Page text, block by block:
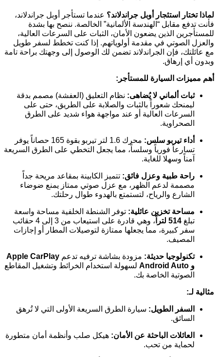
لماذا تختار استئجار أوبل جراندلاند؟ عندما تستأجر أوبل جراندلاند،
فأنت تدفع مقابل “الهندسة الألمانية” الخالصة. ننصح بها بشدة
للمستأجرين الذين يضعون الأمان، الثبات على السرعات العالية،
والعزل الصوتي في مقدمة أولوياتهم. إذا كنت تخطط لسفر طويل
مع عائلتك، فإن الجراندلاند تضمن لك الوصول إلى وجهتك براحة تامة
وبدون أي إرهاق.
أهم مميزات السيارة للمستأجر:
ثبات ألماني لا يُضاهى: نظام التعليق (العفشة) مصمم بدقة
ليمنحك شعوراً بالثبات والصلابة على الطريق، حتى على
السرعات العالية أو عند مواجهة هواء شديد على الطرق
الصحراوية.
أداء تيربو سلس:
محرك 1.6 لتر تيربو بقوة 165 حصاناً يوفر
تسارعاً فورياً وسلساً، مما يجعل التخطي على الطرق السريعة
آمناً وسهلا للغاية.
راحة طبية وعزل فائق: تتميز الكابينة بمقاعد مريحة جداً
مصممة لدعم الظهر، مع عزل صوتي ممتاز يمنع ضوضاء
الشارع والرياح، لتستمتع بالهدوء طوال رحلتك.
مساحة تخزين عائلية: توفر الشنطة الخلفية مساحة واسعة
تبلغ 514 لتراً
، وهي قادرة على استيعاب من 3 إلى 4 حقائب
سفر كبيرة، مما يجعلها ممتازة لتوصيلات المطار أو إجازات
المصيف.
تكنولوجيا حديثة: مزودة بشاشة ترفيه تدعم Apple CarPlay
و Android Auto
لسهولة استخدام الخرائط وتشغيل المقاطع
الصوتية الخاصة بك.
مثالية لـ:
السفر الطويل: سيارة الطرق السريعة الأولى التي لا تُرهق
السائق.
العائلات الباحثة عن الأمان: هيكل صلب وأنظمة أمان متطورة
لحماية من تحب.